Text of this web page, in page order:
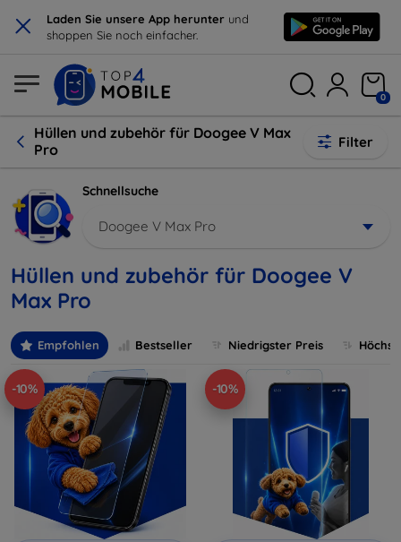
× Laden Sie unsere App herunter und
shoppen Sie noch einfacher.
0
Hüllen und zubehör für Doogee V Max
Pro
Filter
Schnellsuche
Doogee V Max Pro
Hüllen und zubehör für Doogee V
Max Pro
Empfohlen Bestseller Niedrigster Preis
-10% -10%